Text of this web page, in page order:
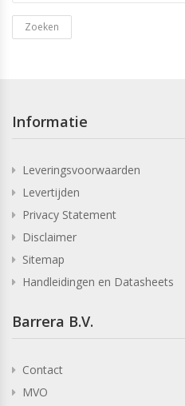
Zoeken
Informatie
Leveringsvoorwaarden
Levertijden
Privacy Statement
Disclaimer
Sitemap
Handleidingen en Datasheets
Barrera B.V.
Contact
MVO